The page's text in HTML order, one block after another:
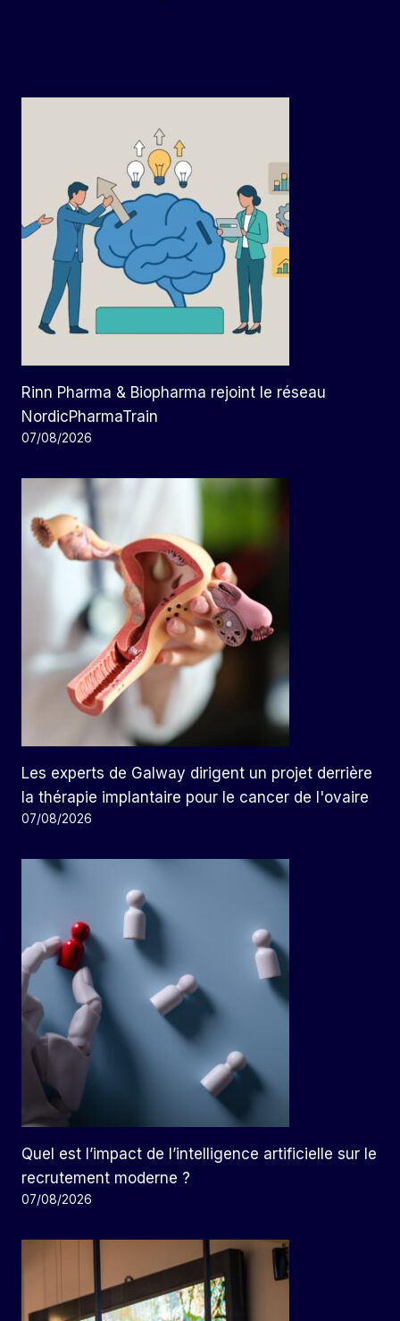
Rinn Pharma & Biopharma rejoint le réseau
NordicPharmaTrain
07/08/2026
Les experts de Galway dirigent un projet derrière
la thérapie implantaire pour le cancer de l'ovaire
07/08/2026
Quel est l’impact de l’intelligence artificielle sur le
recrutement moderne ?
07/08/2026